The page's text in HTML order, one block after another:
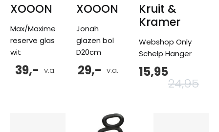
XOOON
Max/Maxime
reserve glas
wit
v.a.
39,-
XOOON
Jonah
glazen bol
D20cm
v.a.
29,-
Kruit &
Kramer
Webshop Only
Schelp Hanger
24,95
15,95